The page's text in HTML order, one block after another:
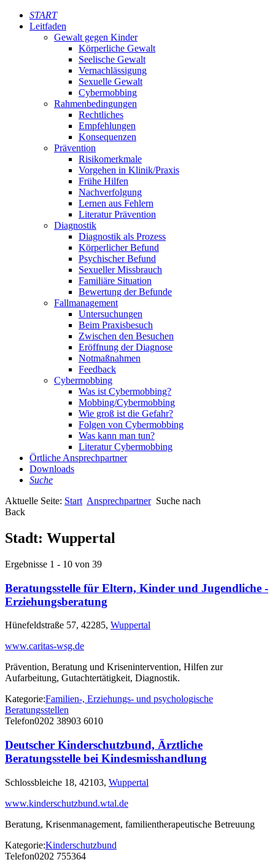
START
Leitfaden
Gewalt gegen Kinder
Körperliche Gewalt
Seelische Gewalt
Vernachlässigung
Sexuelle Gewalt
Cybermobbing
Rahmenbedingungen
Rechtliches
Empfehlungen
Konsequenzen
Prävention
Risikomerkmale
Vorgehen in Klinik/Praxis
Frühe Hilfen
Nachverfolgung
Lernen aus Fehlern
Literatur Prävention
Diagnostik
Diagnostik als Prozess
Körperlicher Befund
Psychischer Befund
Sexueller Missbrauch
Familiäre Situation
Bewertung der Befunde
Fallmanagement
Untersuchungen
Beim Praxisbesuch
Zwischen den Besuchen
Eröffnung der Diagnose
Notmaßnahmen
Feedback
Cybermobbing
Was ist Cybermobbing?
Mobbing/Cybermobbing
Wie groß ist die Gefahr?
Folgen von Cybermobbing
Was kann man tun?
Literatur Cybermobbing
Örtliche Ansprechpartner
Downloads
Suche
Aktuelle Seite: Start Ansprechpartner Suche nach
Back
Stadt: Wuppertal
Ergebnisse 1 - 10 von 39
Beratungsstelle für Eltern, Kinder und Jugendliche -
Erziehungsberatung
Hünefeldstraße 57, 42285, Wuppertal
www.caritas-wsg.de
Prävention, Beratung und Krisenintervention, Hilfen zur
Aufarbeitung, Gutachtertätigkeit, Diagnostik.
Kategorie:Familien-, Erziehungs- und psychologische
Beratungsstellen
Telefon0202 38903 6010
Deutscher Kinderschutzbund, Ärztliche
Beratungsstelle bei Kindesmisshandlung
Schlossbleiche 18, 42103, Wuppertal
www.kinderschutzbund.wtal.de
Beratung, Krisenmanagement, familientherapeutische Betreuung
Kategorie:Kinderschutzbund
Telefon0202 755364